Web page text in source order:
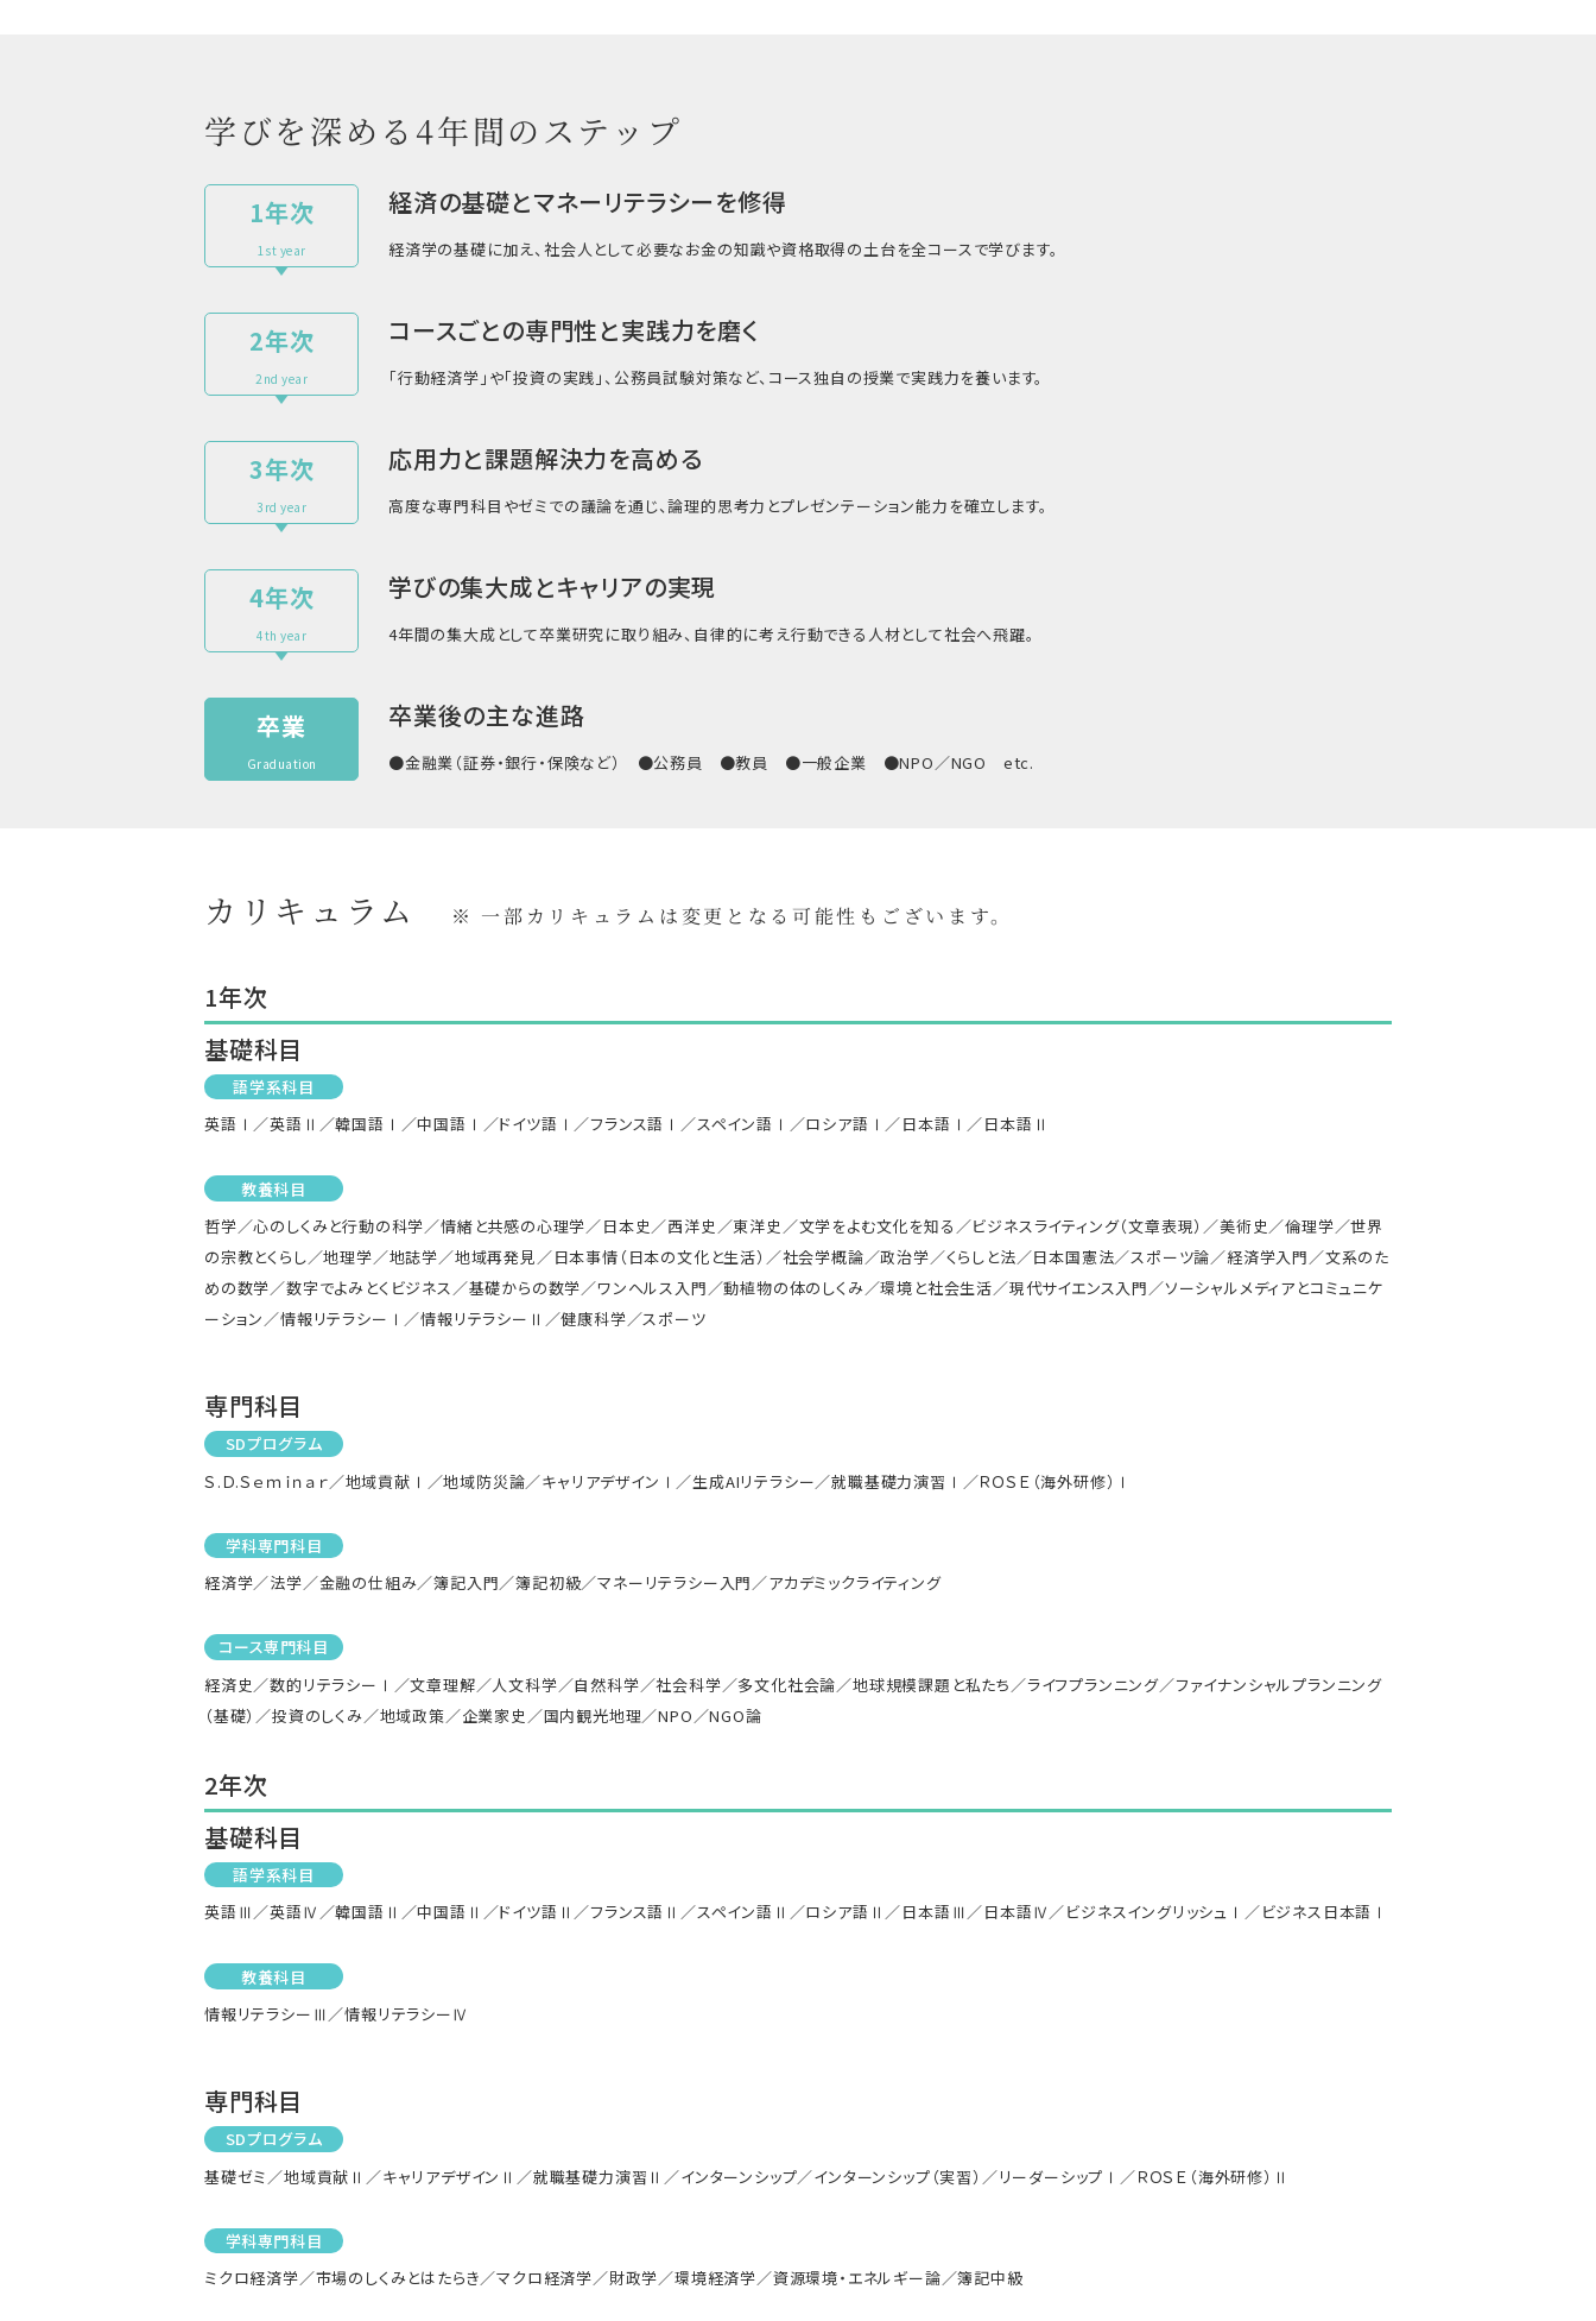
学びを深める4年間のステップ
1年次
1st year
経済の基礎とマネーリテラシーを修得
経済学の基礎に加え、社会人として必要なお金の知識や資格取得の土台を全コースで学びます。
2年次
2nd year
コースごとの専門性と実践力を磨く
「行動経済学」や「投資の実践」、公務員試験対策など、コース独自の授業で実践力を養います。
3年次
3rd year
応用力と課題解決力を高める
高度な専門科目やゼミでの議論を通じ、論理的思考力とプレゼンテーション能力を確立します。
4年次
4th year
学びの集大成とキャリアの実現
4年間の集大成として卒業研究に取り組み、自律的に考え行動できる人材として社会へ飛躍。
卒業
Graduation
卒業後の主な進路
●金融業（証券・銀行・保険など） ●公務員 ●教員 ●一般企業 ●NPO／NGO etc.
カリキュラム ※ 一部カリキュラムは変更となる可能性もございます。
1年次
基礎科目
語学系科目
英語Ⅰ／英語Ⅱ／韓国語Ⅰ／中国語Ⅰ／ドイツ語Ⅰ／フランス語Ⅰ／スペイン語Ⅰ／ロシア語Ⅰ／日本語Ⅰ／日本語Ⅱ
教養科目
哲学／心のしくみと行動の科学／情緒と共感の心理学／日本史／西洋史／東洋史／文学をよむ文化を知る／ビジネスライティング（文章表現）／美術史／倫理学／世界
の宗教とくらし／地理学／地誌学／地域再発見／日本事情（日本の文化と生活）／社会学概論／政治学／くらしと法／日本国憲法／スポーツ論／経済学入門／文系のた
めの数学／数字でよみとくビジネス／基礎からの数学／ワンヘルス入門／動植物の体のしくみ／環境と社会生活／現代サイエンス入門／ソーシャルメディアとコミュニケ
ーション／情報リテラシーⅠ／情報リテラシーⅡ／健康科学／スポーツ
専門科目
SDプログラム
Ｓ.Ｄ.Ｓｅｍｉｎａｒ／地域貢献Ⅰ／地域防災論／キャリアデザインⅠ／生成AIリテラシー／就職基礎力演習Ⅰ／ＲＯＳＥ（海外研修）Ⅰ
学科専門科目
経済学／法学／金融の仕組み／簿記入門／簿記初級／マネーリテラシー入門／アカデミックライティング
コース専門科目
経済史／数的リテラシーⅠ／文章理解／人文科学／自然科学／社会科学／多文化社会論／地球規模課題と私たち／ライフプランニング／ファイナンシャルプランニング
（基礎）／投資のしくみ／地域政策／企業家史／国内観光地理／NPO／NGO論
2年次
基礎科目
語学系科目
英語Ⅲ／英語Ⅳ／韓国語Ⅱ／中国語Ⅱ／ドイツ語Ⅱ／フランス語Ⅱ／スペイン語Ⅱ／ロシア語Ⅱ／日本語Ⅲ／日本語Ⅳ／ビジネスイングリッシュⅠ／ビジネス日本語Ⅰ
教養科目
情報リテラシーⅢ／情報リテラシーⅣ
専門科目
SDプログラム
基礎ゼミ／地域貢献Ⅱ／キャリアデザインⅡ／就職基礎力演習Ⅱ／インターンシップ／インターンシップ（実習）／リーダーシップⅠ／ＲＯＳＥ（海外研修）Ⅱ
学科専門科目
ミクロ経済学／市場のしくみとはたらき／マクロ経済学／財政学／環境経済学／資源環境・エネルギー論／簿記中級